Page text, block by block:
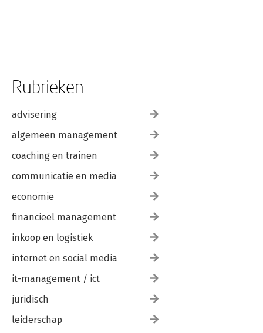
Rubrieken
advisering
algemeen management
coaching en trainen
communicatie en media
economie
financieel management
inkoop en logistiek
internet en social media
it-management / ict
juridisch
leiderschap